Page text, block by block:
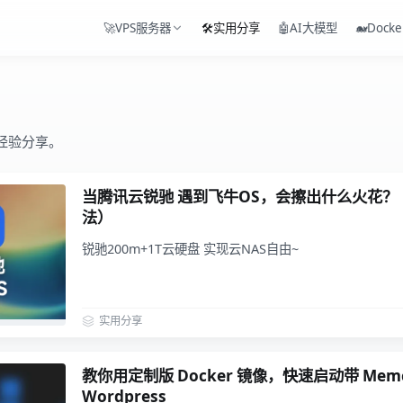
🚀VPS服务器 🛠️实用分享 🤖AI大模型
分享。
当腾讯云锐驰 遇到飞牛OS，会擦出什么火花
法）
锐驰200m+1T云硬盘 实现云NAS自由~
实用分享
教你用定制版 Docker 镜像，快速启动带
Wordpress